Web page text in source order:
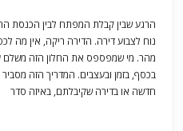
הרגע שבין קבלת המפתח לבין הכנסת
נוח לצבוע דירה. הדירה ריקה, אין מה
מהר. מי שמפספס את החלון הזה משלם
בכסף, בזמן ובעצבים. המדריך הזה
חדשה או בדירה שקיבלתם, באיזה סדר